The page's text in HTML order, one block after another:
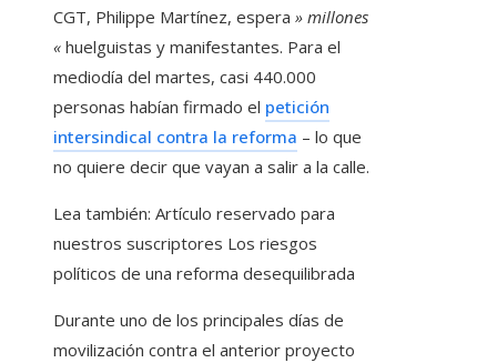
CGT, Philippe Martínez, espera » millones
« huelguistas y manifestantes. Para el
mediodía del martes, casi 440.000
personas habían firmado el petición
intersindical contra la reforma – lo que
no quiere decir que vayan a salir a la calle.
Lea también: Artículo reservado para
nuestros suscriptores Los riesgos
políticos de una reforma desequilibrada
Durante uno de los principales días de
movilización contra el anterior proyecto